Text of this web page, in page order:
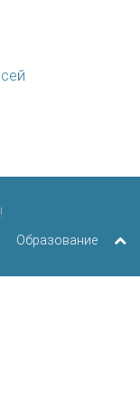
Образование